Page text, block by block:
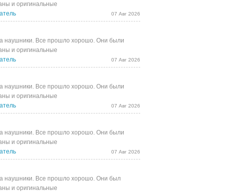
и оригинальные
07 Авг 2026
наушники. Все прошло хорошо. Они были
и оригинальные
07 Авг 2026
наушники. Все прошло хорошо. Они были
и оригинальные
07 Авг 2026
наушники. Все прошло хорошо. Они были
и оригинальные
07 Авг 2026
наушники. Все прошло хорошо. Они был
и оригинальные